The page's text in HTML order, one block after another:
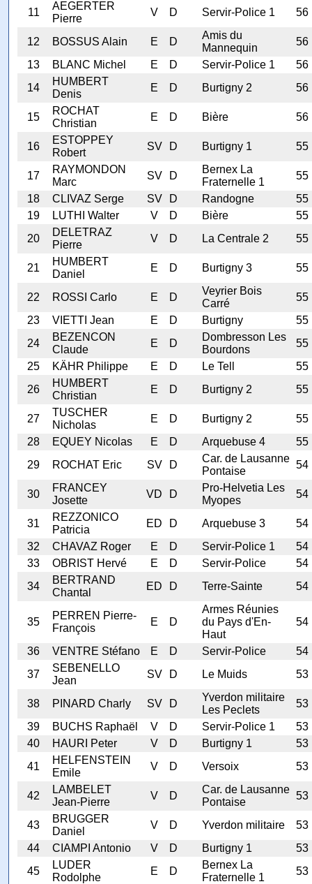
11
AEGERTER
Pierre
V D Servir-Police 1 56
12 BOSSUS Alain E D
Amis du
Mannequin
56
13
BLANC Michel E D Servir-Police 1
56
14
HUMBERT
Denis
E D Burtigny 2 56
15
ROCHAT
Christian
E D Bière 56
16
ESTOPPEY
Robert
SV D Burtigny 1 55
17
RAYMONDON
Marc
SV D
Bernex La
Fraternelle 1
55
18
CLIVAZ Serge SV D Randogne
55
19
LUTHI Walter V D Bière
55
20
DELETRAZ
Pierre
V D La Centrale 2 55
21
HUMBERT
Daniel
E D Burtigny 3 55
22 ROSSI Carlo E D
Veyrier Bois
Carré
55
23
VIETTI Jean E D Burtigny
55
24
BEZENCON
Claude
E D
Dombresson Les
Bourdons
55
25
KÄHR Philippe E D Le Tell
55
26
HUMBERT
Christian
E D Burtigny 2 55
27
TUSCHER
Nicholas
E D Burtigny 2
55
28
EQUEY Nicolas E D Arquebuse 4
55
29
ROCHAT Eric SV D
Car. de Lausanne
Pontaise
54
30
FRANCEY
Josette
VD D
Pro-Helvetia Les
Myopes
54
31
REZZONICO
Patricia
ED D Arquebuse 3
54
32
CHAVAZ Roger E D Servir-Police 1
54
33
OBRIST Hervé E D Servir-Police
54
34
BERTRAND
Chantal
ED D Terre-Sainte 54
35
PERREN Pierre-
François
E D
Armes Réunies
du Pays d'En-
Haut
54
36 VENTRE Stéfano E D Servir-Police
54
37
SEBENELLO
Jean
SV D Le Muids 53
38 PINARD Charly SV D
Yverdon militaire
Les Peclets
53
39
BUCHS Raphaël V D Servir-Police 1
53
40
HAURI Peter V D Burtigny 1
53
41
HELFENSTEIN
Emile
V D Versoix 53
42
LAMBELET
Jean-Pierre
V D
Car. de Lausanne
Pontaise
53
43
BRUGGER
Daniel
V D Yverdon militaire
53
44
CIAMPI Antonio V D Burtigny 1
53
45
LUDER
Rodolphe
E D
Bernex La
Fraternelle 1
53